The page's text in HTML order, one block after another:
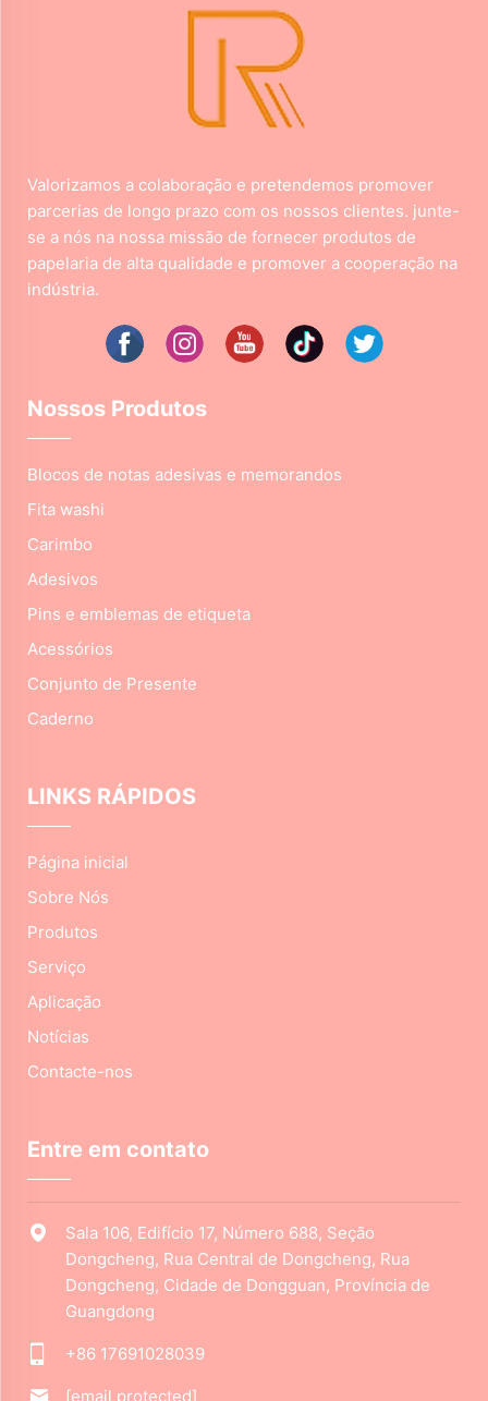
Valorizamos a colaboração e pretendemos promover
parcerias de longo prazo com os nossos clientes. junte-
se a nós na nossa missão de fornecer produtos de
papelaria de alta qualidade e promover a cooperação na
indústria.
Nossos Produtos
Blocos de notas adesivas e memorandos
Fita washi
Carimbo
Adesivos
Pins e emblemas de etiqueta
Acessórios
Conjunto de Presente
Caderno
LINKS RÁPIDOS
Página inicial
Sobre Nós
Produtos
Serviço
Aplicação
Notícias
Contacte-nos
Entre em contato
Sala 106, Edifício 17, Número 688, Seção
Dongcheng, Rua Central de Dongcheng, Rua
Dongcheng, Cidade de Dongguan, Província de
Guangdong
+86 17691028039
[email protected]